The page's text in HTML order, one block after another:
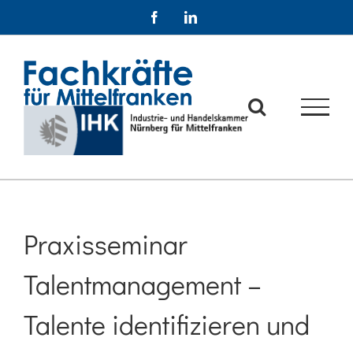
FacebookLinkedIn
Praxisseminar
Talentmanagement –
Talente identifizieren und